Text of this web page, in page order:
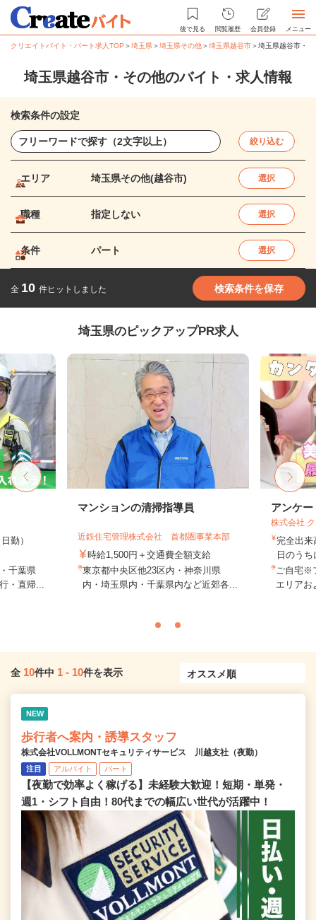
後で見る 閲覧履歴 会員登録 メニュー
クリエイトバイト・パート求人TOP ＞埼玉県＞埼玉県その他＞埼玉県越谷市＞埼玉県越谷市・
埼玉県越谷市・その他のバイト・求人情報
検索条件の設定
絞り込む
エリア 埼玉県その他(越谷市) 選択
職種 指定しない 選択
条件 パート 選択
全 10 件ヒットしました 検索条件を保存
埼玉県のピックアップPR求人
日勤）
千葉県
・直帰...
マンションの清掃指導員
近鉄住宅管理株式会社 首都圏事業本部
時給1,500円＋交通費全額支給
東京都中央区他23区内・神奈川県
内・埼玉県内・千葉県内など近郊各...
アンケ
株式会社
完全出
日のう
ご自宅※
エリアお
全 10件中 1 - 10件を表示
NEW
歩行者へ案内・誘導スタッフ
株式会社VOLLMONTセキュリティサービス 川越支社（夜勤）
注目 アルバイト パート
【夜勤で効率よく稼げる】未経験大歓迎！短期・単発・
週1・シフト自由！80代までの幅広い世代が活躍中！